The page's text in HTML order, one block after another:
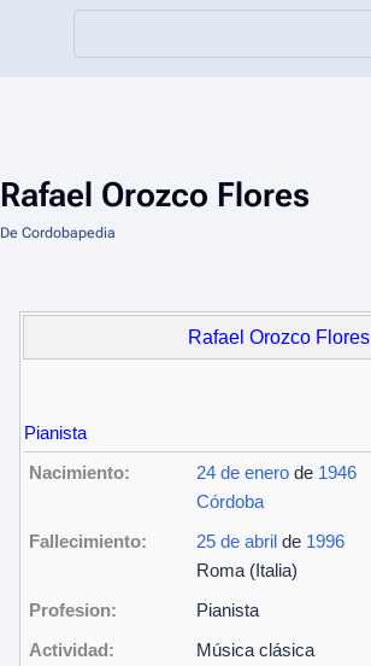
Rafael Orozco Flores
De Cordobapedia
Rafael Orozco Flores
Pianista
Nacimiento:
24 de enero de 1946
Córdoba
Fallecimiento:
25 de abril de 1996
Roma (Italia)
Profesion:
Pianista
Actividad:
Música clásica